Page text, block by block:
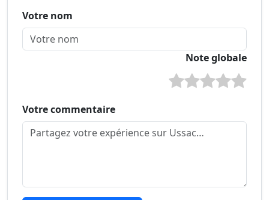
Votre nom
Note globale
Votre commentaire